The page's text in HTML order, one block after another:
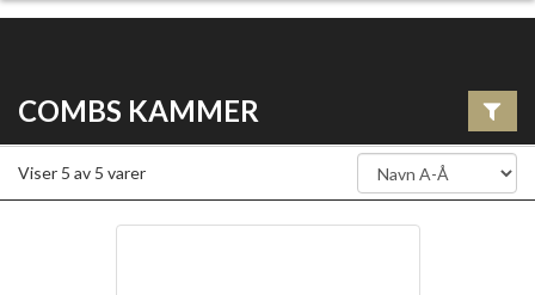
COMBS KAMMER
Viser 5 av 5 varer